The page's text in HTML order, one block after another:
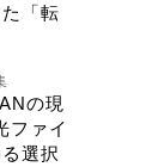
「転
の現
ァイ
選択